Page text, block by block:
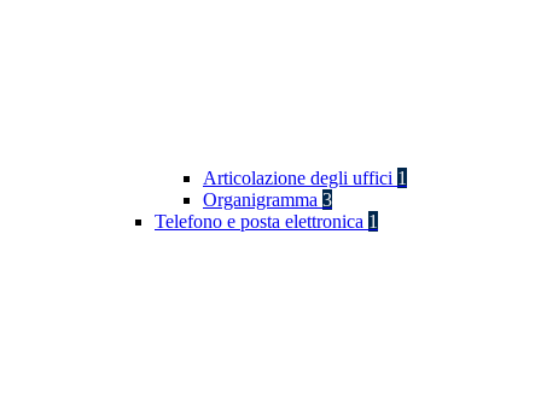
Articolazione degli uffici 1
Organigramma 3
Telefono e posta elettronica 1